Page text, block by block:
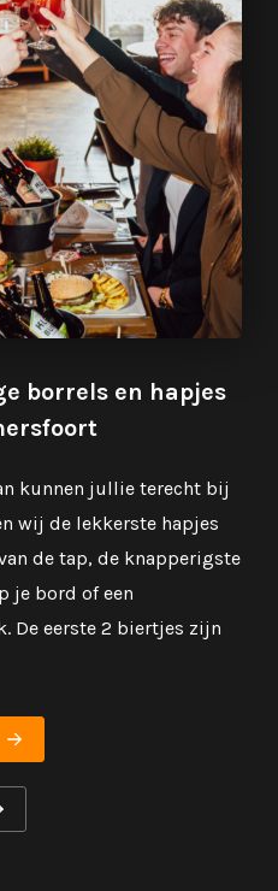
borrels en hapjes
kunnen jullie terecht bij
wij de lekkerste hapjes
de tap, de knapperigste
je bord of een
De eerste 2 biertjes zijn